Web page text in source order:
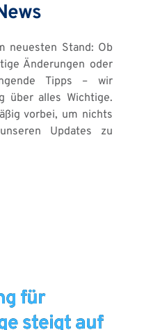
neuesten Stand: Ob
Änderungen oder
Tipps – wir
über alles Wichtige.
vorbei, um nichts
Updates zu
für
steigt auf